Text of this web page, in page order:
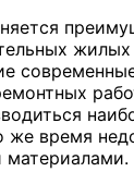
жилых
же время
материалами.